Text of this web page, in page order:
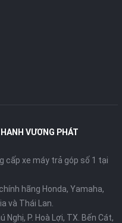
VƯƠNG PHÁT
cấp xe máy trả góp số 1 tại
hãng Honda, Yamaha,
và Thái Lan.
P. Hoà Lợi, TX. Bến Cát,